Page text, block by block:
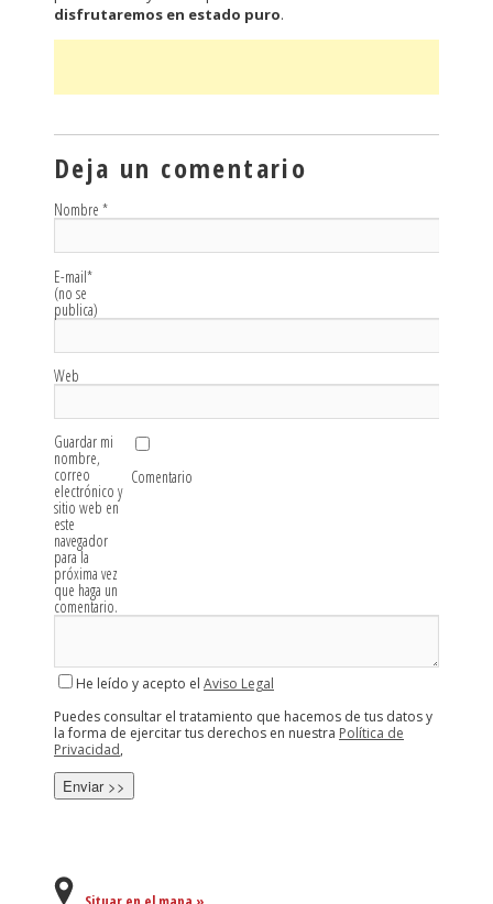
disfrutaremos en estado puro.
Deja un comentario
Nombre *
E-mail*
(no se
publica)
Web
Guardar mi
nombre,
correo
electrónico y
sitio web en
este
navegador
para la
próxima vez
que haga un
comentario.
Comentario
He leído y acepto el Aviso Legal
Puedes consultar el tratamiento que hacemos de tus datos y
la forma de ejercitar tus derechos en nuestra Política de
Privacidad,